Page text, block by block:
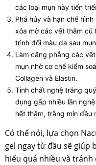
các loại mụn này tiến
Phá hủy và hạn chế
xóa mờ các vết thâm cũ
trình đổi màu da sau
Làm căng phẳng các
mụn nhờ cơ chế kiểm
Collagen và Elastin.
Tinh chất nghệ trắng
dụng gấp nhiều lần
hết thâm, trắng mịn đều
Có thể nói, lựa chọn
gel ngay từ đầu sẽ giúp
hiểu quá nhiều và